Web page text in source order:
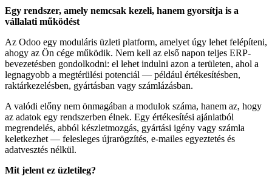
Egy rendszer, amely nemcsak kezeli, hanem gyorsítja is a
vállalati működést
Az Odoo egy moduláris üzleti platform, amelyet úgy lehet felépíteni,
ahogy az Ön cége működik. Nem kell az első napon teljes ERP-
bevezetésben gondolkodni: el lehet indulni azon a területen, ahol a
legnagyobb a megtérülési potenciál — például értékesítésben,
raktárkezelésben, gyártásban vagy számlázásban.
A valódi előny nem önmagában a modulok száma, hanem az, hogy
az adatok egy rendszerben élnek. Egy értékesítési ajánlatból
megrendelés, abból készletmozgás, gyártási igény vagy számla
keletkezhet — felesleges újrarögzítés, e-mailes egyeztetés és
adatvesztés nélkül.
Mit jelent ez üzletileg?